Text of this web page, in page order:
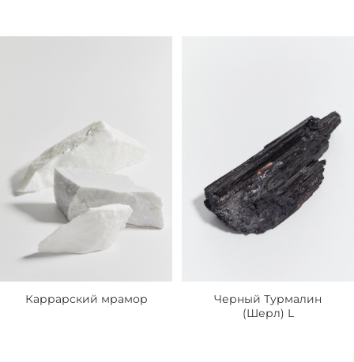
Каррарский мрамор
Черный Турмалин
(Шерл) L